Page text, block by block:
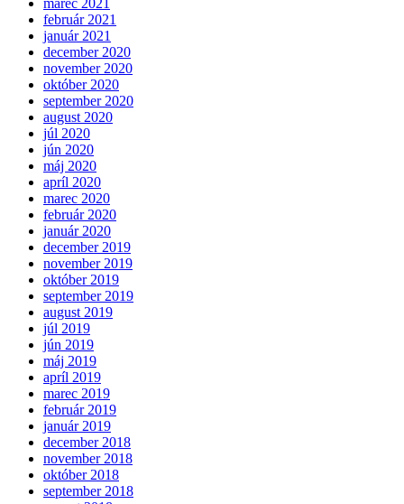
marec 2021
február 2021
január 2021
december 2020
november 2020
október 2020
september 2020
august 2020
júl 2020
jún 2020
máj 2020
apríl 2020
marec 2020
február 2020
január 2020
december 2019
november 2019
október 2019
september 2019
august 2019
júl 2019
jún 2019
máj 2019
apríl 2019
marec 2019
február 2019
január 2019
december 2018
november 2018
október 2018
september 2018